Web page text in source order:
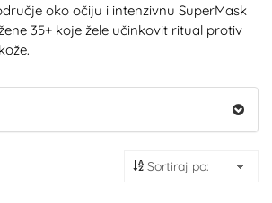
oko očiju i intenzivnu SuperMask
35+ koje žele učinkovit ritual protiv